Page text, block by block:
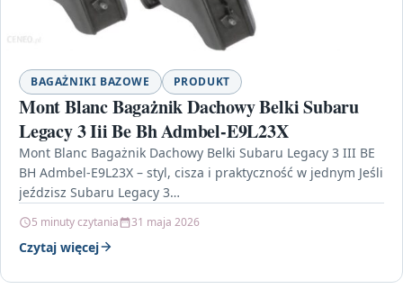
BAGAŻNIKI BAZOWE PRODUKT
Mont Blanc Bagażnik Dachowy Belki Subaru
Legacy 3 Iii Be Bh Admbel-E9L23X
Mont Blanc Bagażnik Dachowy Belki Subaru Legacy 3 III BE
BH Admbel-E9L23X – styl, cisza i praktyczność w jednym Jeśli
jeździsz Subaru Legacy 3…
5 minuty czytania 31 maja 2026
Czytaj więcej